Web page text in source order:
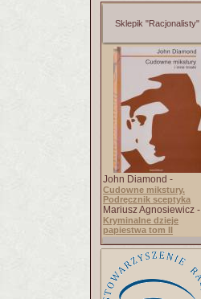
Sklepik "Racjonalisty"
John Diamond -
Cudowne mikstury.
Podręcznik sceptyka
Mariusz Agnosiewicz -
Kryminalne dzieje
papiestwa tom II